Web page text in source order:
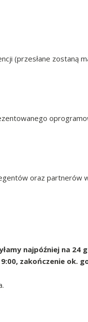
(przesłane zostaną
oraz partnerów
najpóźniej na 24
zakończenie ok.